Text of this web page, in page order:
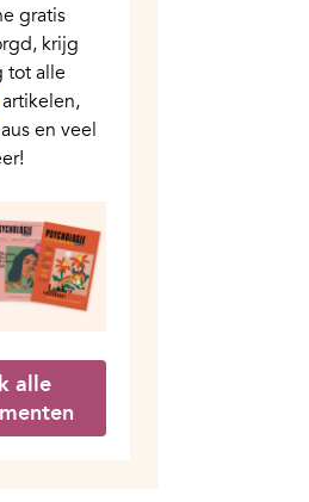
gratis
krijg
tot alle
en veel
alle